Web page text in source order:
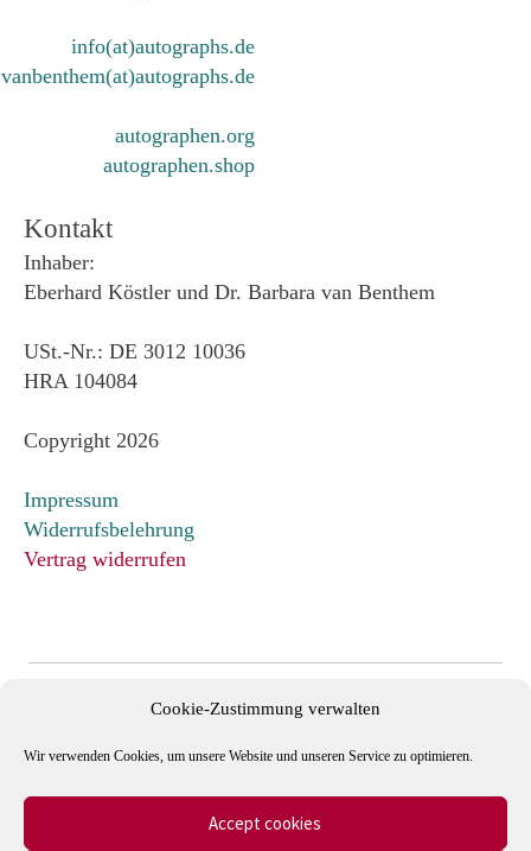
Cookie-Zustimmung verwalten
Wir verwenden Cookies, um unsere Website und unseren Service zu optimieren.
Accept cookies
info(at)autographs.de
vanbenthem(at)autographs.de
autographen.org
autographen.shop
Kontakt
Inhaber:
Eberhard Köstler und Dr. Barbara van Benthem
USt.-Nr.: DE 3012 10036
HRA 104084
Copyright 2026
Impressum
Widerrufsbelehrung
Vertrag widerrufen